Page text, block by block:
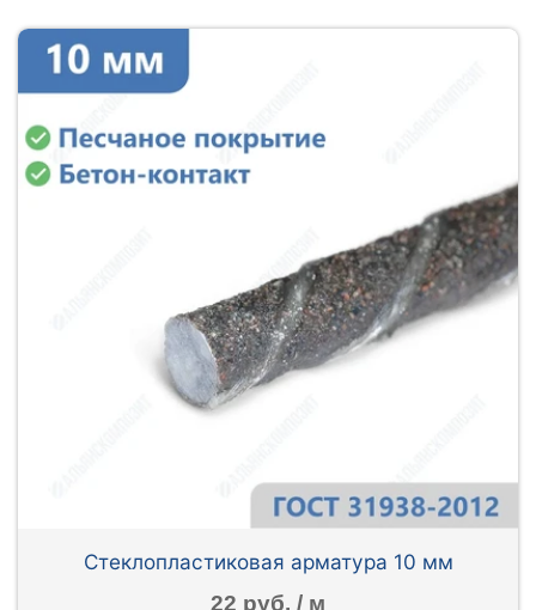
Стеклопластиковая арматура 10 мм
22 руб. / м